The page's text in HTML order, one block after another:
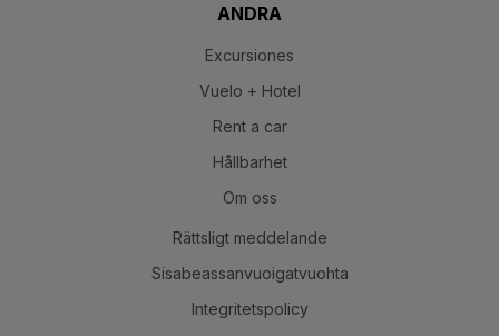
ANDRA
Excursiones
Vuelo + Hotel
Rent a car
Hållbarhet
Om oss
Rättsligt meddelande
Sisabeassanvuoigatvuohta
Integritetspolicy